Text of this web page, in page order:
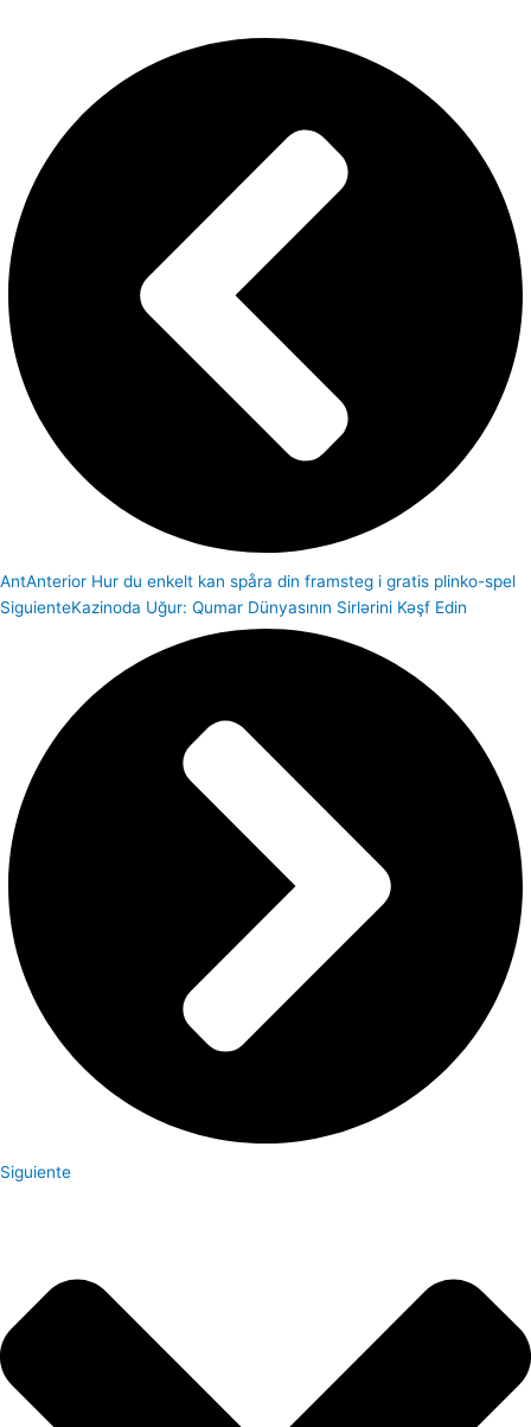
AntAnterior Hur du enkelt kan spåra din framsteg i gratis plinko-spel
SiguienteKazinoda Uğur: Qumar Dünyasının Sirlərini Kəşf Edin
Siguiente